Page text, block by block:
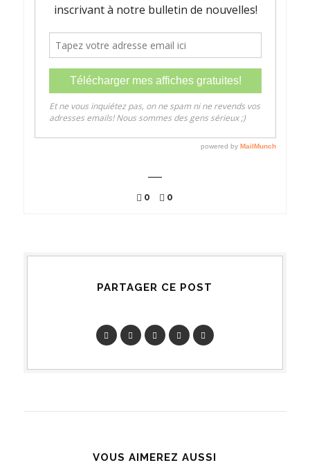
0 0
PARTAGER CE POST
VOUS AIMEREZ AUSSI